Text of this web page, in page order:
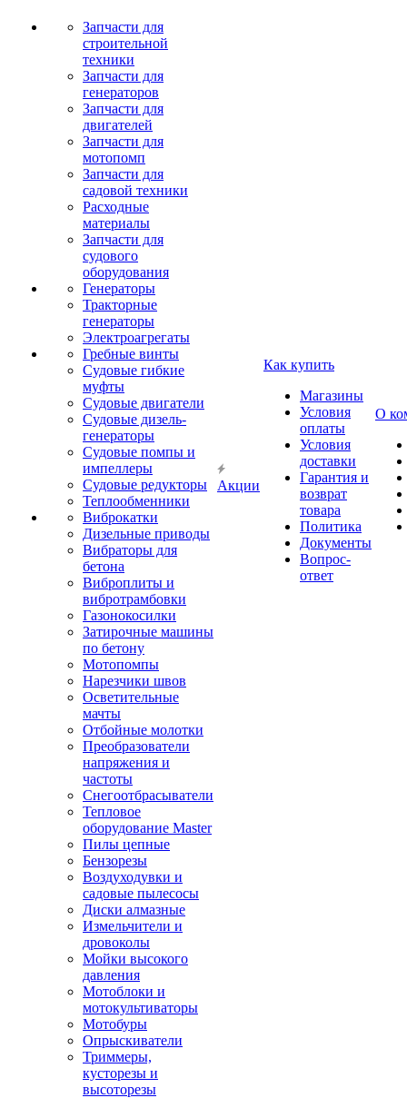
Запчасти для
строительной
техники
Запчасти для
генераторов
Запчасти для
двигателей
Запчасти для
мотопомп
Запчасти для
садовой техники
Расходные
материалы
Запчасти для
судового
оборудования
Генераторы
Тракторные
генераторы
Электроагрегаты
Гребные винты
Судовые гибкие
муфты
Судовые двигатели
Судовые дизель-
генераторы
Судовые помпы и
импеллеры
Судовые редукторы
Теплообменники
Виброкатки
Дизельные приводы
Вибраторы для
бетона
Виброплиты и
вибротрамбовки
Газонокосилки
Затирочные машины
по бетону
Мотопомпы
Нарезчики швов
Осветительные
мачты
Отбойные молотки
Преобразователи
напряжения и
частоты
Снегоотбрасыватели
Тепловое
оборудование Master
Пилы цепные
Бензорезы
Воздуходувки и
садовые пылесосы
Диски алмазные
Измельчители и
дровоколы
Мойки высокого
давления
Мотоблоки и
мотокультиваторы
Мотобуры
Опрыскиватели
Триммеры,
кусторезы и
высоторезы
Акции
Как купить
Магазины
Условия
оплаты
Условия
доставки
Гарантия и
возврат
товара
Политика
Документы
Вопрос-
ответ
О